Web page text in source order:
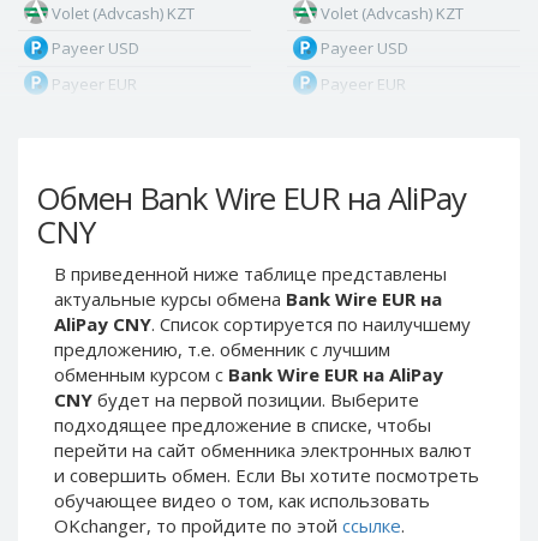
Обмен Bank Wire EUR на AliPay
CNY
В приведенной ниже таблице представлены
актуальные курсы обмена Bank Wire EUR на
AliPay CNY. Список сортируется по наилучшему
предложению, т.е. обменник с лучшим
обменным курсом с Bank Wire EUR на AliPay
CNY будет на первой позиции. Выберите
подходящее предложение в списке, чтобы
перейти на сайт обменника электронных валют
и совершить обмен. Если Вы хотите посмотреть
обучающее видео о том, как использовать
OKchanger, то пройдите по этой ссылке.
Volet (Advcash) KZT
Payeer USD
Payeer EUR
Payeer Tether ERC20
(USDT)
Payeer UAH
ЮMoney RUB
ЮMoney KZT
PayPal USD
PayPal EUR
PayPal GBP
PayPal CAD
PayPal AUD
PayPal RUB
Volet (Advcash) KZT
Payeer USD
Payeer EUR
Payeer Tether ERC20
(USDT)
ЮMoney RUB
ЮMoney KZT
PayPal USD
PayPal EUR
PayPal GBP
PayPal CAD
PayPal AUD
PayPal RUB